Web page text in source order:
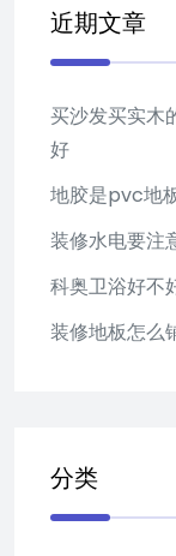
近期文章
买沙发买实木
好
地胶是pvc地
装修水电要注
科奥卫浴好不
装修地板怎么
分类